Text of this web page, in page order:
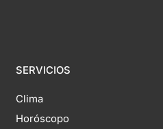
SERVICIOS
Clima
Horóscopo